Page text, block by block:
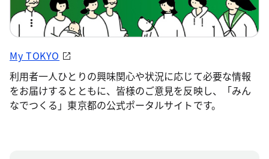
My TOKYO
利用者一人ひとりの興味関心や状況に応じて必要な情報
をお届けするとともに、皆様のご意見を反映し、「みん
なでつくる」東京都の公式ポータルサイトです。